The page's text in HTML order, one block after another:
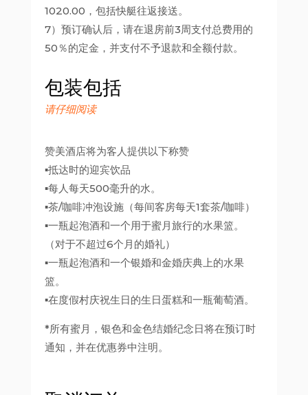
1020.00，包括快艇往返接送。
7）预订确认后，请在退房前3周支付总费用的
50％的定金，并支付不予退款和全额付款。
包装包括
请仔细阅读
赞美酒店将为客人提供以下称赞
▪抵达时的迎宾饮品
▪每人每天500毫升的水。
▪茶/咖啡冲泡设施（每间客房每天1套茶/咖啡）
▪一瓶起泡酒和一个用于蜜月旅行的水果篮。
（对于不超过6个月的婚礼）
▪一瓶起泡酒和一个银婚和金婚庆典上的水果
篮。
▪在度假村庆祝生日的生日蛋糕和一瓶葡萄酒。
*所有蜜月，银色和金色结婚纪念日将在预订时
通知，并在优惠券中注明。